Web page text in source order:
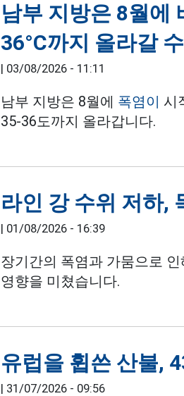
남부 지방은 8월에
36°C까지 올라갈
| 03/08/2026 - 11:11
남부 지방은 8월에 폭염이 시
35-36도까지 올라갑니다.
라인 강 수위 저하,
| 01/08/2026 - 16:39
장기간의 폭염과 가뭄으로
영향을 미쳤습니다.
유럽을 휩쓴 산불,
| 31/07/2026 - 09:56